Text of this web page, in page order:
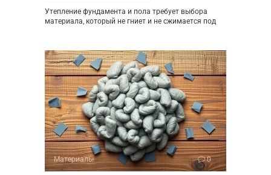
Утепление фундамента и пола требует выбора
материала, который не гниет и не сжимается под
Материалы 0